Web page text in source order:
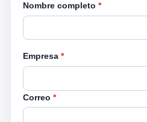
Nombre completo *
Empresa *
Correo *